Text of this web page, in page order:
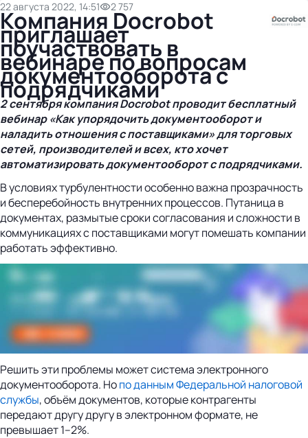
22 августа 2022, 14:51 2 757
Компания Docrobot
приглашает
поучаствовать в
вебинаре по вопросам
документооборота с
подрядчиками
2 сентября компания Docrobot проводит бесплатный
вебинар «Как упорядочить документооборот и
наладить отношения с поставщиками» для торговых
сетей, производителей и всех, кто хочет
автоматизировать документооборот с подрядчиками.
В условиях турбулентности особенно важна прозрачность
и бесперебойность внутренних процессов. Путаница в
документах, размытые сроки согласования и сложности в
коммуникациях с поставщиками могут помешать компании
работать эффективно.
Решить эти проблемы может система электронного
документооборота. Нопо данным Федеральной налоговой
службы, объём документов, которые контрагенты
передают другу другу в электронном формате, не
превышает 1–2%.